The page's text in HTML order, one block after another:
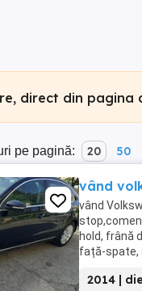
direct din pagina
pe pagină: 20 50
vând
vând
hold, frână
față-spate,
2014 |